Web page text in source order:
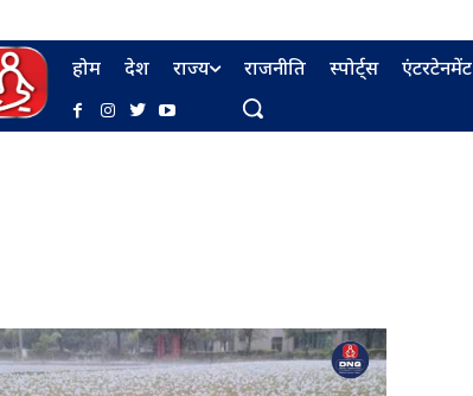
होम देश राज्य राजनीति स्पोर्ट्स एंटरटेनमेंट